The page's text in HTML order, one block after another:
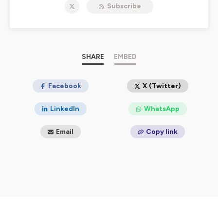
Hébergé par Ausha. Visitez ausha.co/politique-de-
Subscribe
SHARE EMBED
Facebook X (Twitter)
LinkedIn WhatsApp
Email Copy link